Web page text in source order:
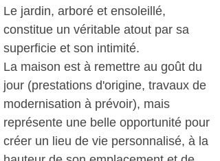
Le jardin, arboré et ensoleillé,
constitue un véritable atout par sa
superficie et son intimité.
La maison est à remettre au goût du
jour (prestations d'origine, travaux de
modernisation à prévoir), mais
représente une belle opportunité pour
créer un lieu de vie personnalisé, à la